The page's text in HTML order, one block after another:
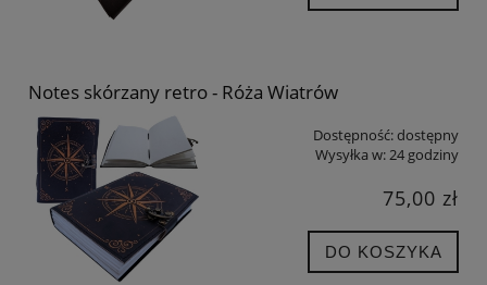
Notes skórzany retro - Róża Wiatrów
Dostępność:dostępny
Wysyłka w:24 godziny
75,00 zł
DO KOSZYKA